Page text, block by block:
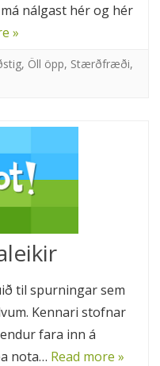
nálgast hér og hér
»
, Öll öpp, Stærðfræði,
til spurningar sem
Kennari stofnar
fara inn á
nota… Read more »